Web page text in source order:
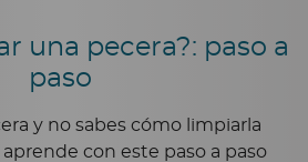
una pecera?: paso a
paso
y no sabes cómo limpiarla
con este paso a paso